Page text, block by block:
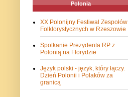
Polonia
XX Polonijny Festiwal Zespołów
Folklorystycznych w Rzeszowie
Spotkanie Prezydenta RP z
Polonią na Florydzie
Język polski - język, który łączy.
Dzień Polonii i Polaków za
granicą